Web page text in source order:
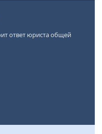
ответ юриста общей